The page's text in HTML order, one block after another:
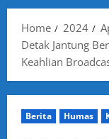
Home 2024
Detak Jantung
Keahlian
Berita Humas